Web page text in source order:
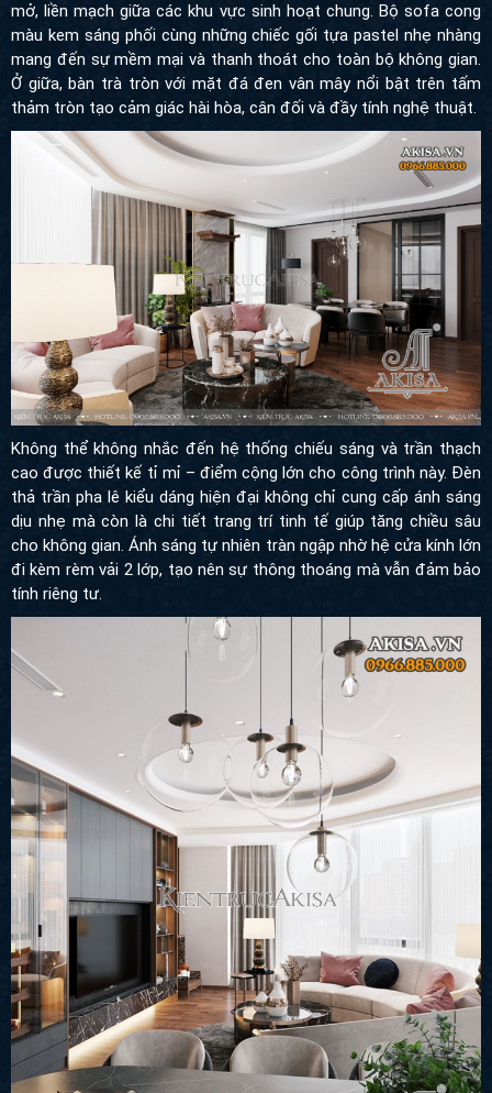
mở, liền mạch giữa các khu vực sinh hoạt chung. Bộ sofa cong
màu kem sáng phối cùng những chiếc gối tựa pastel nhẹ nhàng
mang đến sự mềm mại và thanh thoát cho toàn bộ không gian.
Ở giữa, bàn trà tròn với mặt đá đen vân mây nổi bật trên tấm
thảm tròn tạo cảm giác hài hòa, cân đối và đầy tính nghệ thuật.
Không thể không nhắc đến hệ thống chiếu sáng và trần thạch
cao được thiết kế tỉ mỉ – điểm cộng lớn cho công trình này. Đèn
thả trần pha lê kiểu dáng hiện đại không chỉ cung cấp ánh sáng
dịu nhẹ mà còn là chi tiết trang trí tinh tế giúp tăng chiều sâu
cho không gian. Ánh sáng tự nhiên tràn ngập nhờ hệ cửa kính lớn
đi kèm rèm vải 2 lớp, tạo nên sự thông thoáng mà vẫn đảm bảo
tính riêng tư.